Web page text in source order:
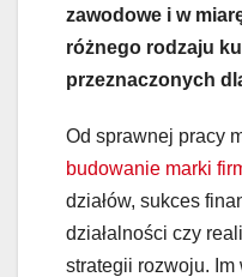
zawodowe i w
różnego rodzaju
przeznaczonych
Od sprawnej pracy
budowanie marki
działów, sukces
działalności czy
strategii rozwoju.